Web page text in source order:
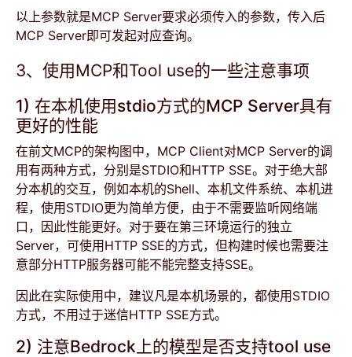
以上参数就是MCP Server要求必须传入的参数，传入后
MCP Server即可发起对应查询。
3、使用MCP和Tool use的一些注意事项
1) 在本机使用stdio方式的MCP Server具有
更好的性能
在前文MCP的架构图中，MCP Client对MCP Server的调
用有两种方式，分别是STDIO和HTTP SSE。对于绝大部
分本机的交互，例如本机的Shell、本机文件系统、本机进
程，使用STDIO更为简单方便，由于不需要监听网络端
口，因此性能更好。对于要在第三环境运行的独立
Server，可使用HTTP SSE的方式，但构建时候也需要注
意部分HTTP服务器可能不能完整支持SSE。
因此在实际使用中，建议凡是本机场景的，都使用STDIO
方式，不用过于迷信HTTP SSE方式。
2) 注意Bedrock上的模型是否支持tool use